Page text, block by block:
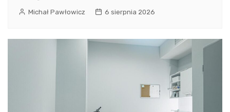
Michał Pawłowicz 6 sierpnia 2026